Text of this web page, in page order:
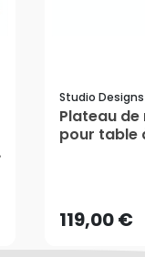
Studio Designs
Plateau
pour table
119,00 €